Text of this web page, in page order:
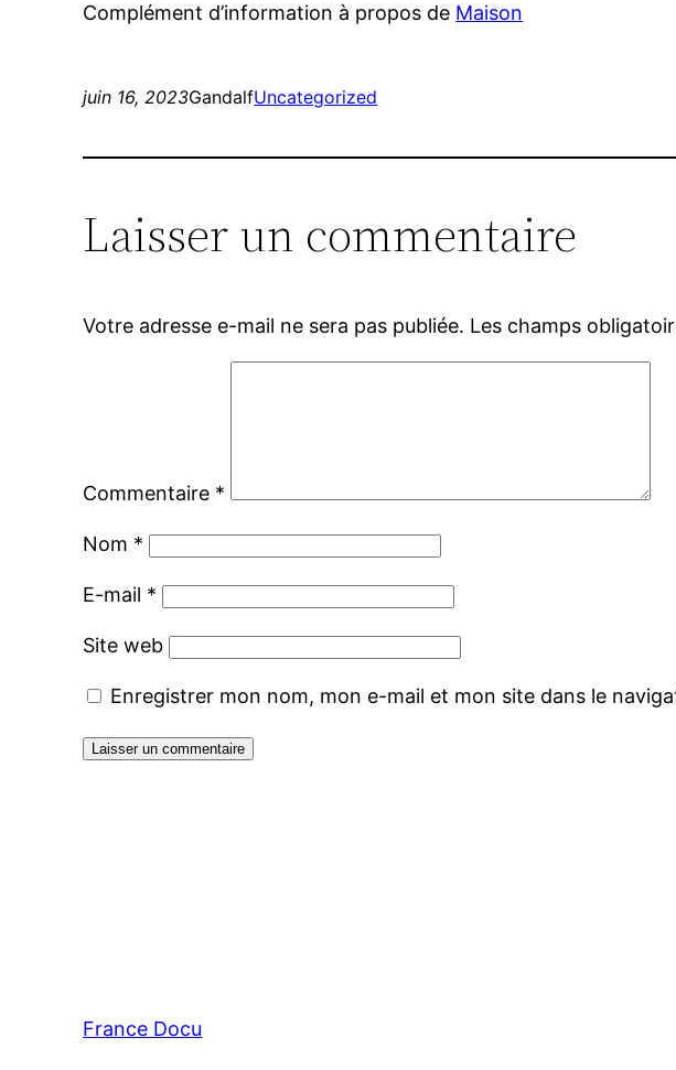
Complément d’information à propos de Maison
juin 16, 2023GandalfUncategorized
Laisser un commentaire
Votre adresse e-mail ne sera pas publiée. Les champs
Commentaire *
Nom *
E-mail *
Site web
Enregistrer mon nom, mon e-mail et mon site dans le
France Docu